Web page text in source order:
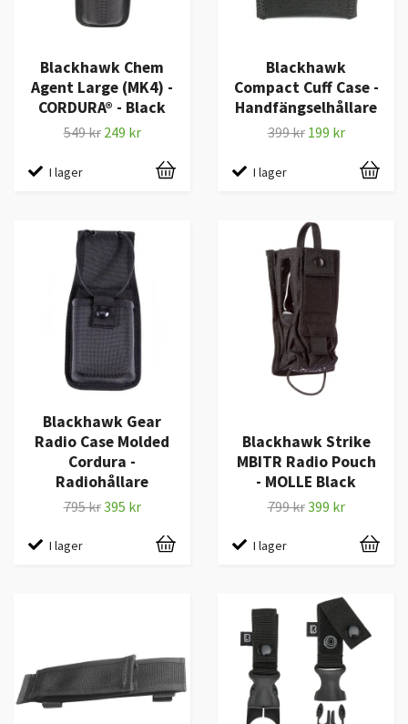
Blackhawk Chem
Agent Large (MK4) -
CORDURA® - Black
549 kr 249 kr
I lager
Blackhawk
Compact Cuff Case -
Handfängselhållare
399 kr 199 kr
I lager
Blackhawk Gear
Radio Case Molded
Cordura -
Radiohållare
795 kr395 kr
I lager
Blackhawk Strike
MBITR Radio Pouch
- MOLLE Black
799 kr399 kr
I lager